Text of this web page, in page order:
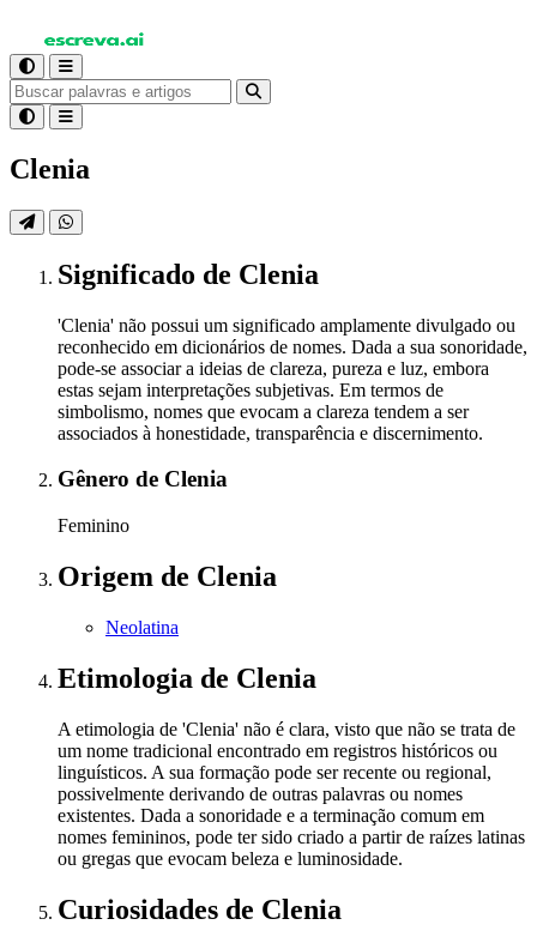
Clenia
Significado de Clenia
'Clenia' não possui um significado amplamente divulgado ou
reconhecido em dicionários de nomes. Dada a sua sonoridade,
pode-se associar a ideias de clareza, pureza e luz, embora
estas sejam interpretações subjetivas. Em termos de
simbolismo, nomes que evocam a clareza tendem a ser
associados à honestidade, transparência e discernimento.
Gênero de Clenia
Feminino
Origem de Clenia
Neolatina
Etimologia de Clenia
A etimologia de 'Clenia' não é clara, visto que não se trata de
um nome tradicional encontrado em registros históricos ou
linguísticos. A sua formação pode ser recente ou regional,
possivelmente derivando de outras palavras ou nomes
existentes. Dada a sonoridade e a terminação comum em
nomes femininos, pode ter sido criado a partir de raízes latinas
ou gregas que evocam beleza e luminosidade.
Curiosidades de Clenia